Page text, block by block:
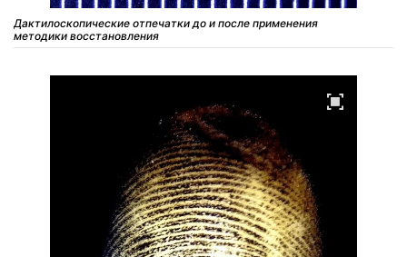
Дактилоскопические отпечатки до и после применения
методики восстановления